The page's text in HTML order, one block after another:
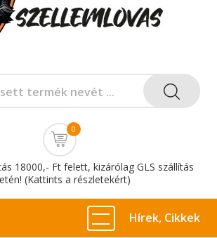
0
18000,- Ft felett, kizárólag GLS szállítás
(Kattints a részletekért)
Hírek, Cikkek